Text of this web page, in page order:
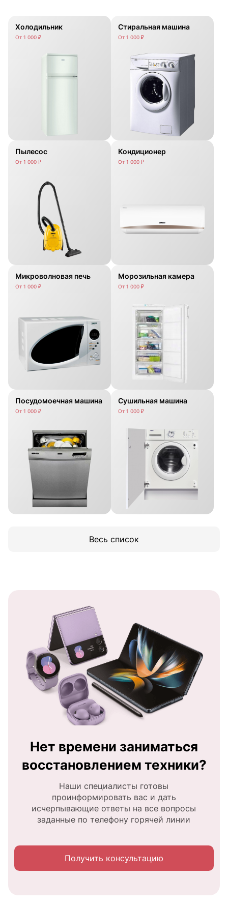
Холодильник
От 1 000 ₽
Стиральная машина
От 1 000 ₽
Пылесос
От 1 000 ₽
Кондиционер
От 1 000 ₽
Микроволновая печь
От 1 000 ₽
Морозильная камера
От 1 000 ₽
Посудомоечная машина
От 1 000 ₽
Сушильная машина
От 1 000 ₽
Весь список
Нет времени заниматься
восстановлением техники?
Наши специалисты готовы
проинформировать вас и дать
исчерпывающие ответы на все вопросы
заданные по телефону горячей линии
Получить консультацию